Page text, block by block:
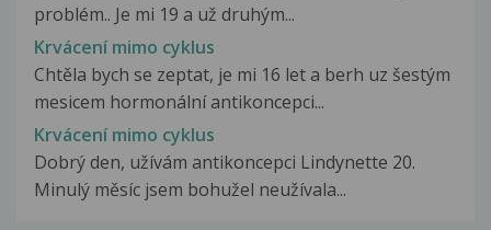
problém.. Je mi 19 a už druhým...
Krvácení mimo cyklus
Chtěla bych se zeptat, je mi 16 let a berh uz šestým
mesicem hormonální antikoncepci...
Krvácení mimo cyklus
Dobrý den, užívám antikoncepci Lindynette 20.
Minulý měsíc jsem bohužel neužívala...